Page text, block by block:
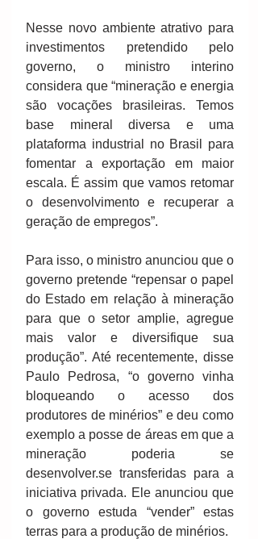
Nesse novo ambiente atrativo para
investimentos pretendido pelo
governo, o ministro interino
considera que “mineração e energia
são vocações brasileiras. Temos
base mineral diversa e uma
plataforma industrial no Brasil para
fomentar a exportação em maior
escala. É assim que vamos retomar
o desenvolvimento e recuperar a
geração de empregos”.
Para isso, o ministro anunciou que o
governo pretende “repensar o papel
do Estado em relação à mineração
para que o setor amplie, agregue
mais valor e diversifique sua
produção”. Até recentemente, disse
Paulo Pedrosa, “o governo vinha
bloqueando o acesso dos
produtores de minérios” e deu como
exemplo a posse de áreas em que a
mineração poderia se
desenvolver.se transferidas para a
iniciativa privada. Ele anunciou que
o governo estuda “vender” estas
terras para a produção de minérios.